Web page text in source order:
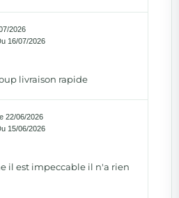
2026
16/07/2026
livraison rapide
22/06/2026
15/06/2026
il est impeccable il n'a rien